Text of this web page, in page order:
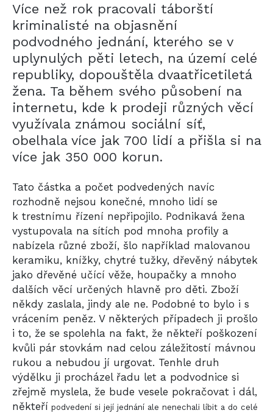
Více než rok pracovali táborští
kriminalisté na objasnění
podvodného jednání, kterého se v
uplynulých pěti letech, na území celé
republiky, dopouštěla dvaatřicetiletá
žena. Ta během svého působení na
internetu, kde k prodeji různých věcí
využívala známou sociální síť,
obelhala více jak 700 lidí a přišla si na
více jak 350 000 korun.
Tato částka a počet podvedených navíc
rozhodně nejsou konečné, mnoho lidí se
k trestnímu řízení nepřipojilo. Podnikavá žena
vystupovala na sítích pod mnoha profily a
nabízela různé zboží, šlo například malovanou
keramiku, knížky, chytré tužky, dřevěný nábytek
jako dřevěné učící věže, houpačky a mnoho
dalších věcí určených hlavně pro děti. Zboží
někdy zaslala, jindy ale ne. Podobné to bylo i s
vrácením peněz. V některých případech ji prošlo
i to, že se spolehla na fakt, že někteří poškození
kvůli pár stovkám nad celou záležitostí mávnou
rukou a nebudou jí urgovat. Tenhle druh
výdělku ji procházel řadu let a podvodnice si
zřejmě myslela, že bude vesele pokračovat i dál,
někteří podvedení si její jednání ale nenechali líbit a do celé